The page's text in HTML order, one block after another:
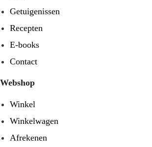
Getuigenissen
Recepten
E-books
Contact
Webshop
Winkel
Winkelwagen
Afrekenen